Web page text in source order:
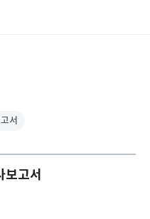
서
고서